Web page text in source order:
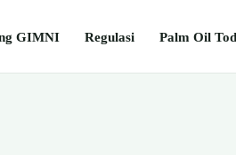
GIMNI Regulasi Palm Oil